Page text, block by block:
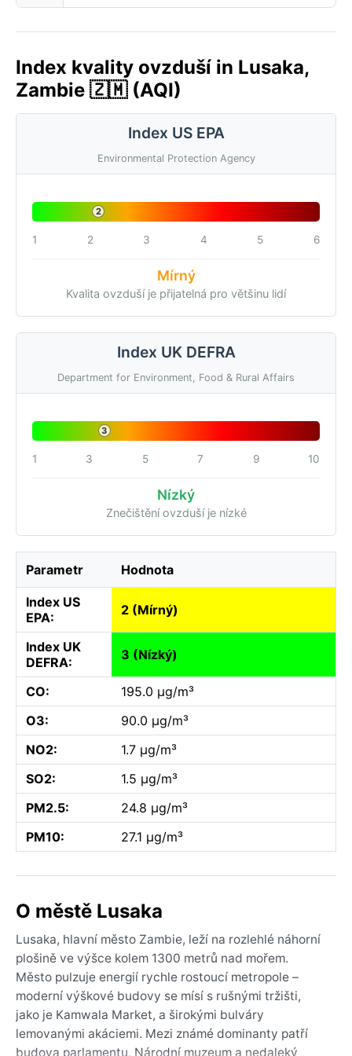
Index kvality ovzduší in Lusaka,
Zambie 🇿🇲 (AQI)
Index US EPA
Environmental Protection Agency
2
1 2 3 4 5 6
Mírný
Kvalita ovzduší je přijatelná pro většinu lidí
Index UK DEFRA
Department for Environment, Food & Rural Affairs
3
1 3 5 7 9 10
Nízký
Znečištění ovzduší je nízké
Parametr Hodnota
Index US
EPA:
2 (Mírný)
Index UK
DEFRA:
3 (Nízký)
CO:
195.0 µg/m³
O3:
90.0 µg/m³
NO2:
1.7 µg/m³
SO2:
1.5 µg/m³
PM2.5:
24.8 µg/m³
PM10:
27.1 µg/m³
O městě Lusaka
Lusaka, hlavní město Zambie, leží na rozlehlé náhorní
plošině ve výšce kolem 1300 metrů nad mořem.
Město pulzuje energií rychle rostoucí metropole –
moderní výškové budovy se mísí s rušnými tržišti,
jako je Kamwala Market, a širokými bulváry
lemovanými akáciemi. Mezi známé dominanty patří
budova parlamentu, Národní muzeum a nedaleký